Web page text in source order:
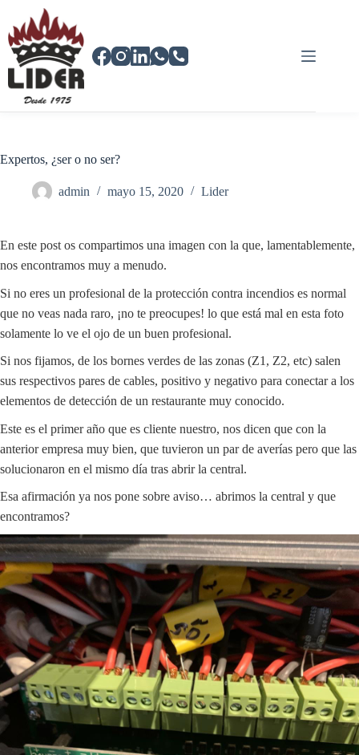
contenido
Expertos, ¿ser o no ser?
admin mayo 15, 2020 Lider
En este post os compartimos una imagen con la que, lamentablemente,
nos encontramos muy a menudo.
Si no eres un profesional de la protección contra incendios es normal
que no veas nada raro, ¡no te preocupes! lo que está mal en esta foto
solamente lo ve el ojo de un buen profesional.
Si nos fijamos, de los bornes verdes de las zonas (Z1, Z2, etc) salen
sus respectivos pares de cables, positivo y negativo para conectar a los
elementos de detección de un restaurante muy conocido.
Este es el primer año que es cliente nuestro, nos dicen que con la
anterior empresa muy bien, que tuvieron un par de averías pero que las
solucionaron en el mismo día tras abrir la central.
Esa afirmación ya nos pone sobre aviso… abrimos la central y que
encontramos?